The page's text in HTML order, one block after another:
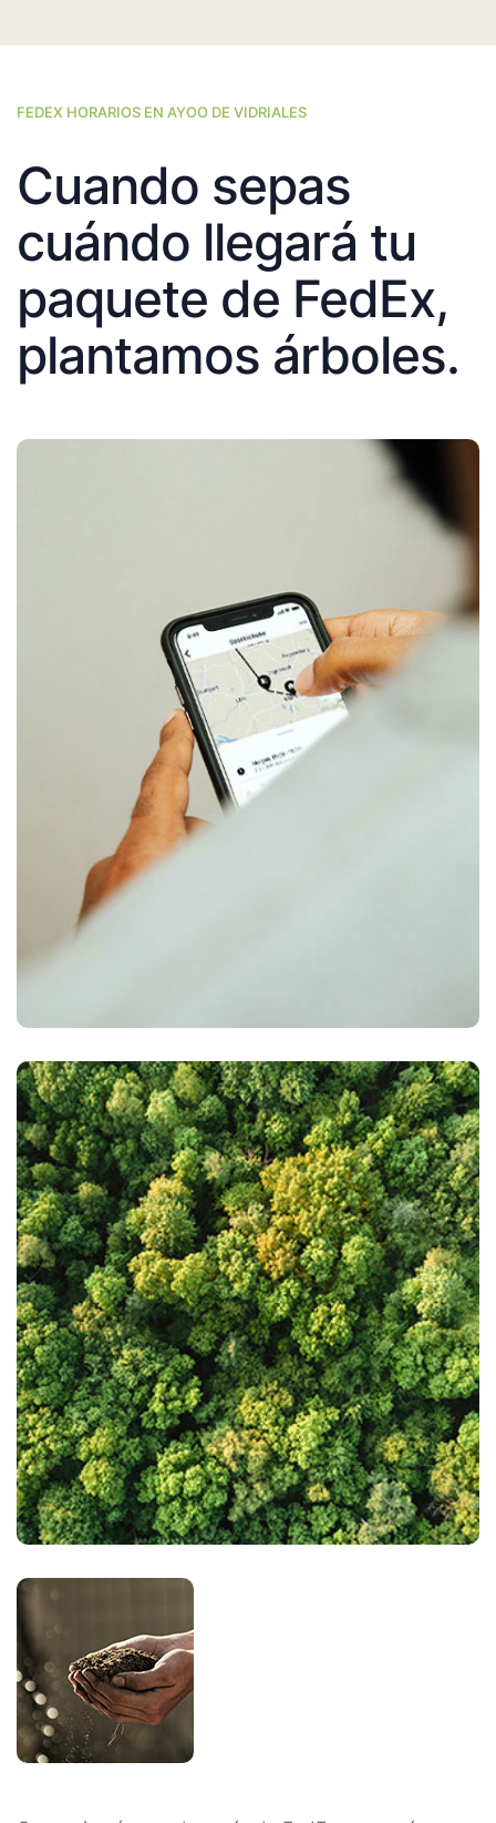
FEDEX HORARIOS EN AYOO DE VIDRIALES
Cuando sepas
cuándo llegará tu
paquete de FedEx,
plantamos árboles.